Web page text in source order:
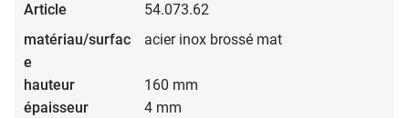
54.073.62
acier inox brossé mat
160 mm
4 mm